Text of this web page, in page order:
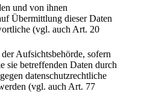
und von ihnen
Übermittlung dieser Daten
(vgl. auch Art. 20
Aufsichtsbehörde, sofern
sie betreffenden Daten durch
datenschutzrechtliche
(vgl. auch Art. 77